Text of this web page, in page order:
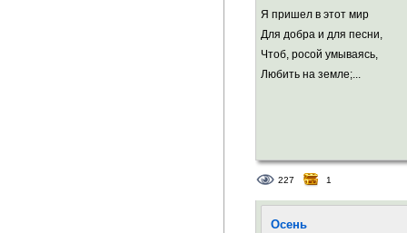
Я пришел в этот мир
Для добра и для песни,
Чтоб, росой умываясь,
Любить на земле;...
227 1
Осень